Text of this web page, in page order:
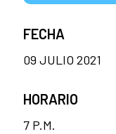
FECHA
09 JULIO 2021
HORARIO
7 P.M.